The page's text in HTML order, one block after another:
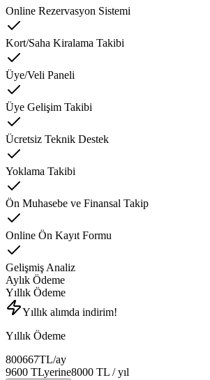
Online Rezervasyon Sistemi
Kort/Saha Kiralama Takibi
Üye/Veli Paneli
Üye Gelişim Takibi
Ücretsiz Teknik Destek
Yoklama Takibi
Ön Muhasebe ve Finansal Takip
Online Ön Kayıt Formu
Gelişmiş Analiz
Aylık Ödeme
Yıllık Ödeme
Yıllık alımda indirim!
Yıllık Ödeme
800667TL/ay
9600 TLyerine8000 TL / yıl